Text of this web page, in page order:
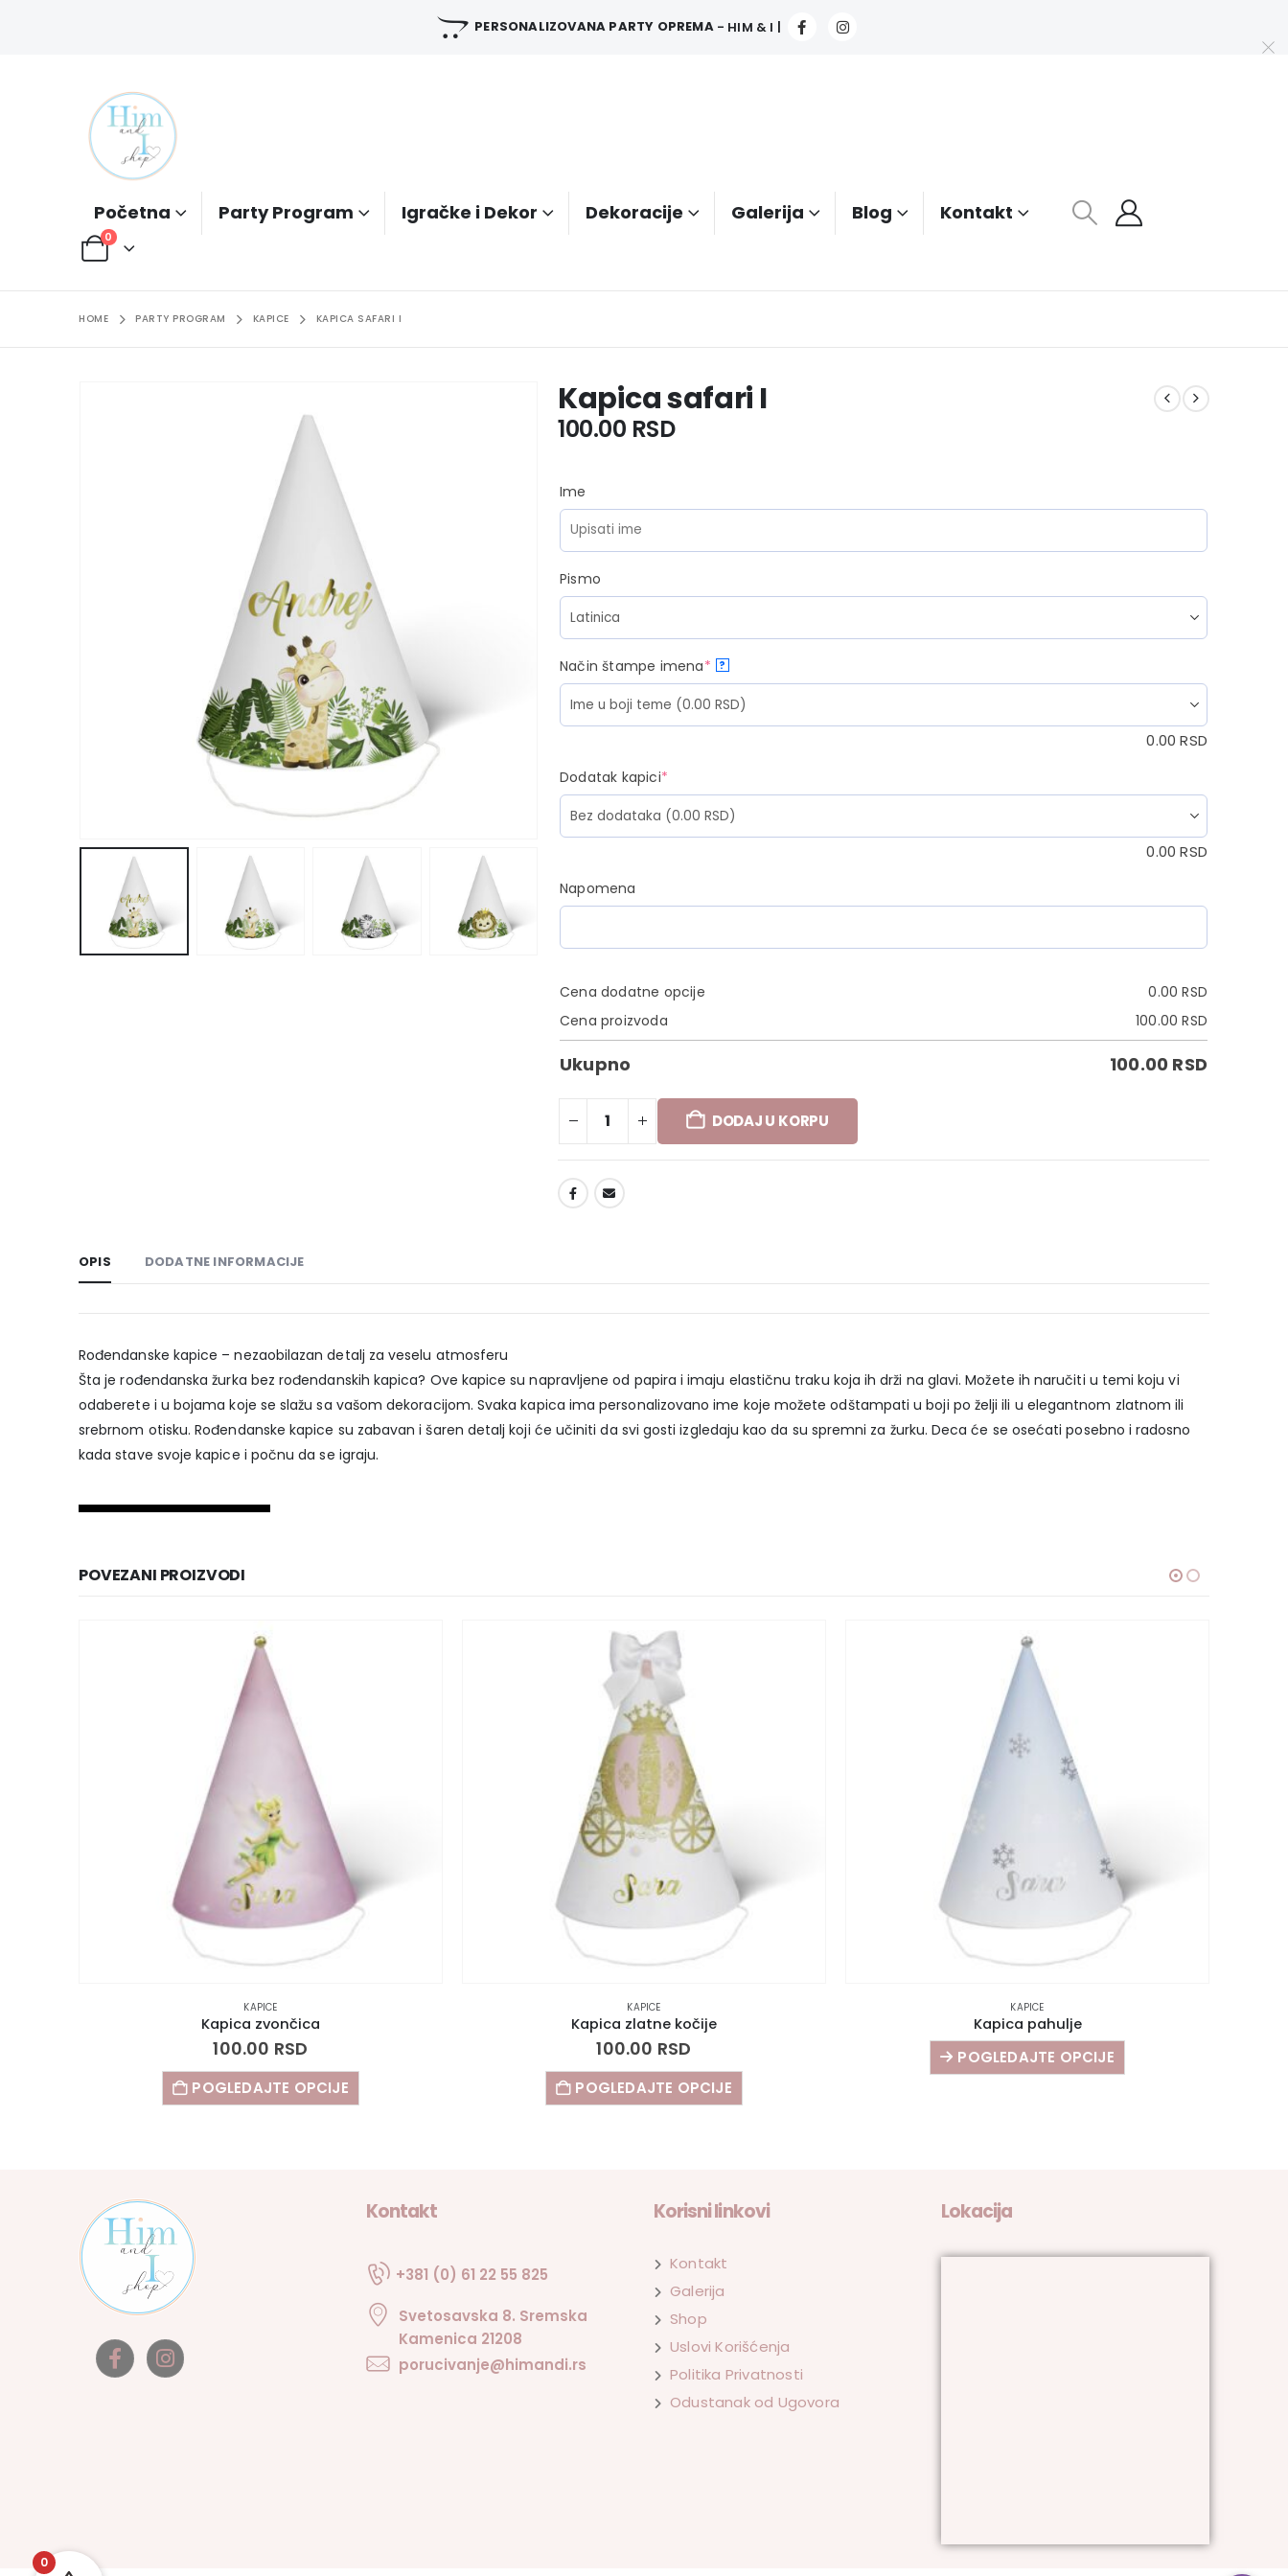
PERSONALIZOVANA PARTY OPREMA - HIM & I |
Početna Party Program Igračke i Dekor Dekoracije Galerija Blog Kontakt
0
HOME PARTY PROGRAM KAPICE KAPICA SAFARI I
Kapica safari I
100.00 RSD
Ime
Pismo
Način štampe imena* ?
0.00RSD
Dodatak kapici*
0.00RSD
Napomena
Cena dodatne opcije 0.00RSD
Cena proizvoda
100.00RSD
Ukupno 100.00 RSD
DODAJ U KORPU
OPIS DODATNE INFORMACIJE
Rođendanske kapice – nezaobilazan detalj za veselu atmosferu
Šta je rođendanska žurka bez rođendanskih kapica? Ove kapice su napravljene od papira i imaju elastičnu traku koja ih drži na glavi. Možete ih naručiti u temi koju vi
odaberete i u bojama koje se slažu sa vašom dekoracijom. Svaka kapica ima personalizovano ime koje možete odštampati u boji po želji ili u elegantnom zlatnom ili
srebrnom otisku. Rođendanske kapice su zabavan i šaren detalj koji će učiniti da svi gosti izgledaju kao da su spremni za žurku. Deca će se osećati posebno i radosno
kada stave svoje kapice i počnu da se igraju.
POVEZANI PROIZVODI
KAPICE
Kapica zvončica
100.00 RSD
POGLEDAJTE OPCIJE
KAPICE
Kapica zlatne kočije
100.00 RSD
POGLEDAJTE OPCIJE
KAPICE
Kapica pahulje
POGLEDAJTE OPCIJE
Kontakt
+381 (0) 61 22 55 825
Svetosavska 8. Sremska
Kamenica 21208
porucivanje@himandi.rs
Korisni linkovi
Kontakt
Galerija
Shop
Uslovi Korišćenja
Politika Privatnosti
Odustanak od Ugovora
Lokacija
0